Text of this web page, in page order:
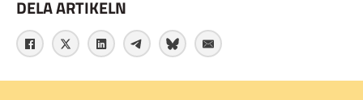
DELA ARTIKELN